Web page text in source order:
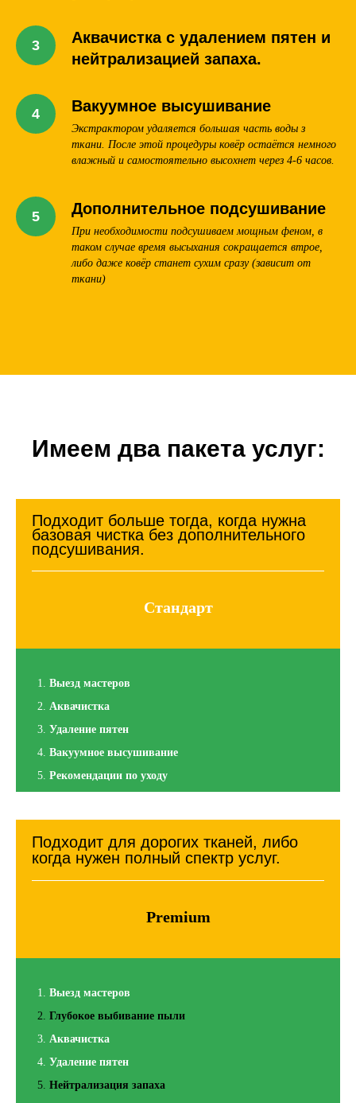
Аквачистка с удалением пятен и
нейтрализацией запаха.
Вакуумное высушивание
Экстрактором удаляется большая часть воды з
ткани. После этой процедуры ковёр остаётся немного
влажный и самостоятельно высохнет через 4-6 часов.
Дополнительное подсушивание
При необходимости подсушиваем мощным феном, в
таком случае время высыхания сокращается втрое,
либо даже ковёр станет сухим сразу (зависит от
ткани)
Имеем два пакета услуг:
Подходит больше тогда, когда нужна
базовая чистка без дополнительного
подсушивания.
Стандарт
Выезд мастеров
Аквачистка
Удаление пятен
Вакуумное высушивание
Рекомендации по уходу
Подходит для дорогих тканей, либо
когда нужен полный спектр услуг.
Premium
Выезд мастеров
Глубокое выбивание пыли
Аквачистка
Удаление пятен
Нейтрализация запаха